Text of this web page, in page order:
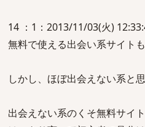
14 ：1：2013/11/03(火)
無料で使える出会い系サイトも
しかし、ほぼ出会えない系と
出会えない系のくそ無料サイ